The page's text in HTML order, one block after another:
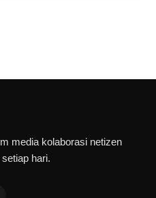
media kolaborasi netizen
hari.